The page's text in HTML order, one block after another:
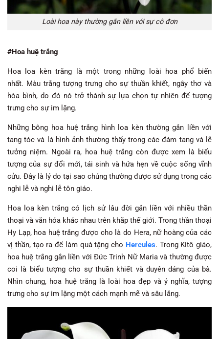
Loài hoa này thường gắn liền với sự cô đơn
#Hoa huệ trắng
Hoa loa kèn trắng là một trong những loài hoa phổ biến
nhất. Màu trắng tượng trưng cho sự thuần khiết, ngây thơ và
hòa bình, do đó nó trở thành sự lựa chọn tự nhiên để tượng
trưng cho sự im lặng.
Những bông hoa huệ trắng hình loa kèn thường gắn liền với
tang tóc và là hình ảnh thường thấy trong các đám tang và lễ
tưởng niệm. Ngoài ra, hoa huệ trắng còn được xem là biểu
tượng của sự đổi mới, tái sinh và hứa hẹn về cuộc sống vĩnh
cửu. Đây là lý do tại sao chúng thường được sử dụng trong các
nghi lễ và nghi lễ tôn giáo.
Hoa loa kèn trắng có lịch sử lâu đời gắn liền với nhiều thần
thoại và văn hóa khác nhau trên khắp thế giới. Trong thần thoại
Hy Lạp, hoa huệ trắng được cho là do Hera, nữ hoàng của các
vị thần, tạo ra để làm quà tặng cho Hercules. Trong Kitô giáo,
hoa huệ trắng gắn liền với Đức Trinh Nữ Maria và thường được
coi là biểu tượng cho sự thuần khiết và duyên dáng của bà.
Nhìn chung, hoa huệ trắng là loài hoa đẹp và ý nghĩa, tượng
trưng cho sự im lặng một cách mạnh mẽ và sâu lắng.